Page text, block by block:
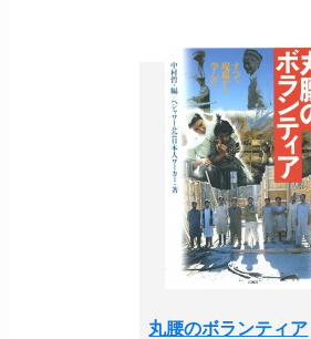
丸腰のボランティア